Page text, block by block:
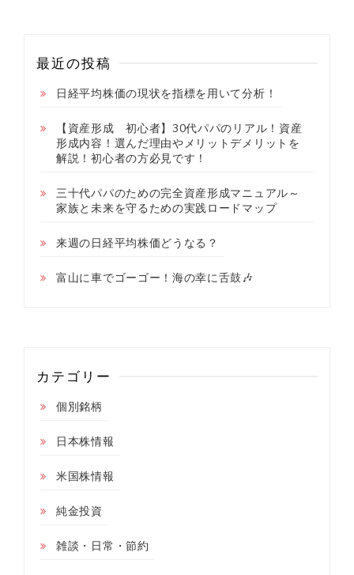
最近の投稿
日経平均株価の現状を指標を用いて分析！
【資産形成 初心者】30代パパのリアル！資産
形成内容！選んだ理由やメリットデメリットを
解説！初心者の方必見です！
三十代パパのための完全資産形成マニュアル～
家族と未来を守るための実践ロードマップ
来週の日経平均株価どうなる？
富山に車でゴーゴー！海の幸に舌鼓🎶
カテゴリー
個別銘柄
日本株情報
米国株情報
純金投資
雑談・日常・節約